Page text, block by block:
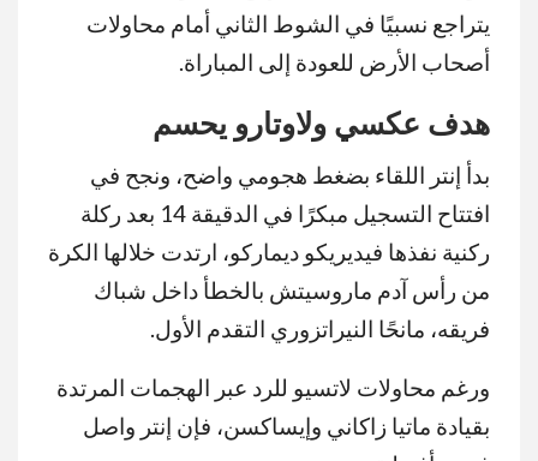
يتراجع نسبيًا في الشوط الثاني أمام محاولات
أصحاب الأرض للعودة إلى المباراة.
هدف عكسي ولاوتارو يحسم
بدأ إنتر اللقاء بضغط هجومي واضح، ونجح في
افتتاح التسجيل مبكرًا في الدقيقة 14 بعد ركلة
ركنية نفذها فيديريكو ديماركو، ارتدت خلالها الكرة
من رأس آدم ماروسيتش بالخطأ داخل شباك
فريقه، مانحًا النيراتزوري التقدم الأول.
ورغم محاولات لاتسيو للرد عبر الهجمات المرتدة
بقيادة ماتيا زاكاني وإيساكسن، فإن إنتر واصل